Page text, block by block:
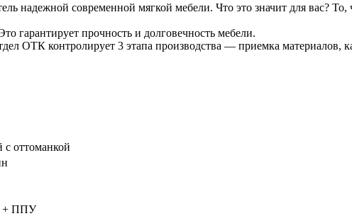
надежной современной мягкой мебели. Что это значит для вас?
гарантирует прочность и долговечность мебели.
ОТК контролирует 3 этапа производства — приемка материалов,
оттоманкой
+ ППУ